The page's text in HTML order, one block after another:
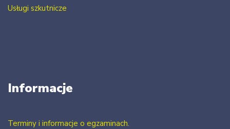
Usługi szkutnicze
Informacje
Terminy i informacje o egzaminach.